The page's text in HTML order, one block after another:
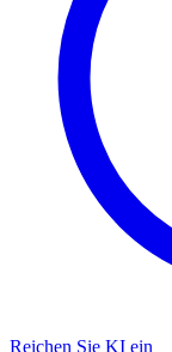
Reichen Sie KI ein